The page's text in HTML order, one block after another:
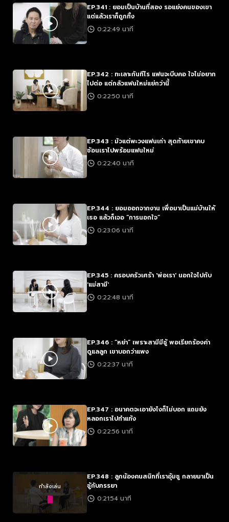
EP.341 : ยอมเป็นบ้านที่สอง รอแย่งคนของเขา
แต่แล้วเราก็ถูกทิ้ง
0:22:49 นาที
EP.342 : ทะเลาะกันทีไร แฟนจะบีบคอ ใจไม่อยาก
ไปต่อ แต่กลัวแฟนใหม่แย่กว่านี้
0:22:50 นาที
EP.343 : มัวแต่พะวงแฟนเก่า สุดท้ายเขาคบ
ซ้อนเราไปพร้อมแฟนใหม่
0:22:40 นาที
EP.344 : ยอมออกจากงาน เพื่อมาเป็นแม่บ้านให้
เธอ แล้วก็เจอ “การนอกใจ”
0:23:06 นาที
EP.345 : ครอบครัวเศร้า 'พ่อเรา' นอกใจไปกับ
'แม่สามี'
0:22:48 นาที
EP.346 : “หย่า” เพราะสามีมีชู้ พอเรียกร้องค่า
ดูแลลูก เขาบอกว่าแพง
0:22:37 นาที
EP.347 : อนาคตจะเอายังไงก็ไม่บอก แถมยัง
หลอกเราไปทำแท้ง
0:22:56 นาที
กำลังเล่น
EP.348 : ลูกน้องคนสนิทที่เราอุ้มชู กลายมาเป็น
ชู้กับภรรยา
0:21:54 นาที